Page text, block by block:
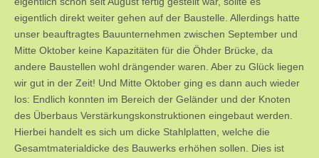
eigentlich direkt weiter gehen auf der Baustelle. Allerdings hatte
unser beauftragtes Bauunternehmen zwischen September und
Mitte Oktober keine Kapazitäten für die Öhder Brücke, da
andere Baustellen wohl drängender waren. Aber zu Glück liegen
wir gut in der Zeit! Und Mitte Oktober ging es dann auch wieder
los: Endlich konnten im Bereich der Geländer und der Knoten
des Überbaus Verstärkungskonstruktionen eingebaut werden.
Hierbei handelt es sich um dicke Stahlplatten, welche die
Gesamtmaterialdicke des Bauwerks erhöhen sollen. Dies ist